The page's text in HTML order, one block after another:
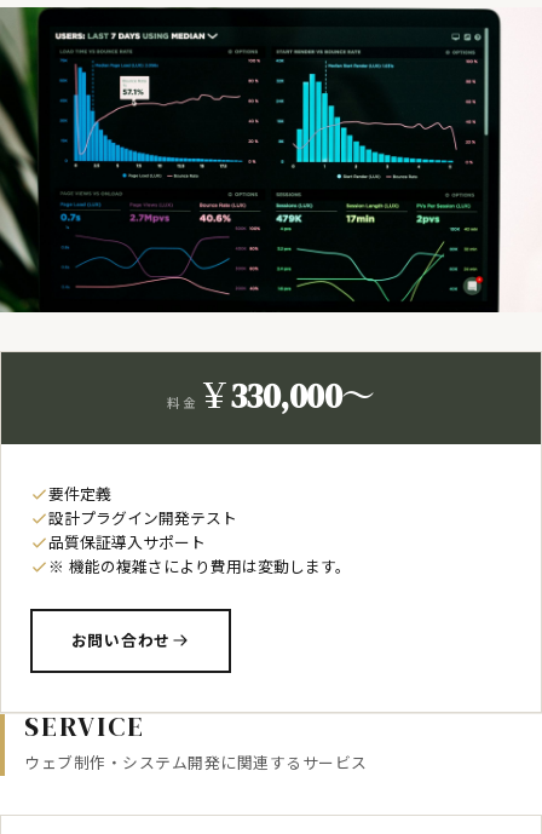
料金 ￥330,000〜
要件定義
設計プラグイン開発テスト
品質保証導入サポート
※ 機能の複雑さにより費用は変動します。
お問い合わせ
SERVICE
ウェブ制作・システム開発に関連するサービス